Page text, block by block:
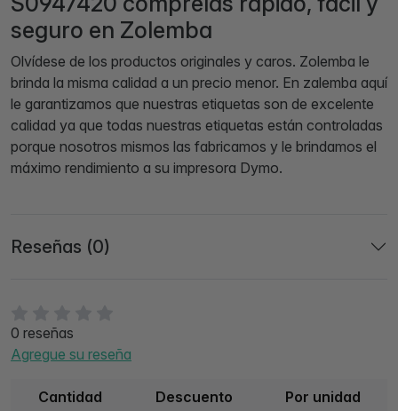
0 reseñas
Agregue su reseña
Cantidad Descuento Por unidad
seguro en Zolemba
Olvídese de los productos originales y caros. Zolemba le
brinda la misma calidad a un precio menor. En zalemba aquí
le garantizamos que nuestras etiquetas son de excelente
calidad ya que todas nuestras etiquetas están controladas
porque nosotros mismos las fabricamos y le brindamos el
máximo rendimiento a su impresora Dymo.
Reseñas (0)